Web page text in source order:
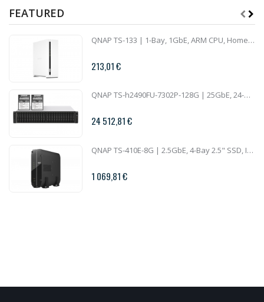
FEATURED
QNAP TS-133 | 1-Bay, 1GbE, ARM CPU, Home NAS
213,01 €
QNAP TS-h2490FU-7302P-128G | 25GbE, 24-Bay U.2 SSD, ZFS, AMD Epyc CPU, 128GB RAM, PCIe Slots, 2U All-Flash
24 512,81 €
QNAP TS-410E-8G | 2.5GbE, 4-Bay 2.5" SSD, Intel CPU, 8GB RAM, Silent NAS
1 069,81 €